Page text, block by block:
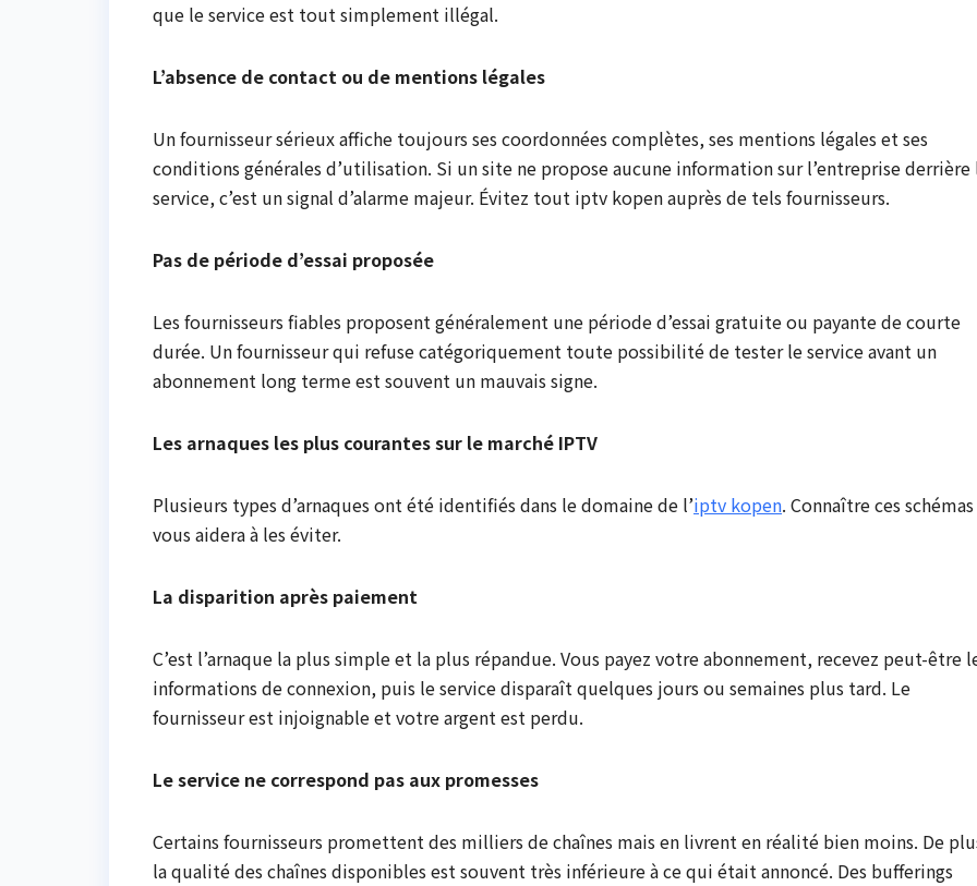
que le service est tout simplement illégal.
L’absence de contact ou de mentions légales
Un fournisseur sérieux affiche toujours ses coordonnées complètes, ses mentions légales et ses
conditions générales d’utilisation. Si un site ne propose aucune information sur l’entreprise derrière
service, c’est un signal d’alarme majeur. Évitez tout iptv kopen auprès de tels fournisseurs.
Pas de période d’essai proposée
Les fournisseurs fiables proposent généralement une période d’essai gratuite ou payante de courte
durée. Un fournisseur qui refuse catégoriquement toute possibilité de tester le service avant un
abonnement long terme est souvent un mauvais signe.
Les arnaques les plus courantes sur le marché IPTV
Plusieurs types d’arnaques ont été identifiés dans le domaine de l’iptv kopen. Connaître ces schémas
vous aidera à les éviter.
La disparition après paiement
C’est l’arnaque la plus simple et la plus répandue. Vous payez votre abonnement, recevez peut-être
informations de connexion, puis le service disparaît quelques jours ou semaines plus tard. Le
fournisseur est injoignable et votre argent est perdu.
Le service ne correspond pas aux promesses
Certains fournisseurs promettent des milliers de chaînes mais en livrent en réalité bien moins. De
la qualité des chaînes disponibles est souvent très inférieure à ce qui était annoncé. Des bufferings